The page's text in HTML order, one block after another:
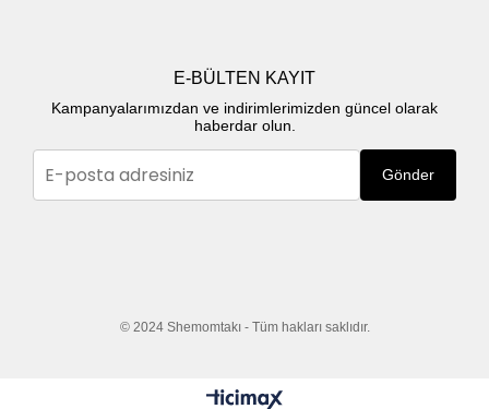
E-BÜLTEN KAYIT
Kampanyalarımızdan ve indirimlerimizden güncel olarak
haberdar olun.
Gönder
© 2024 Shemomtakı - Tüm hakları saklıdır.